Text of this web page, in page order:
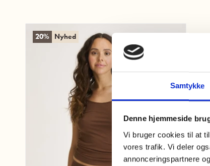
Samtykke
Denne hjemmeside
Vi bruger cookies til at
vores trafik. Vi deler
annonceringspartnere
20% Nyhed